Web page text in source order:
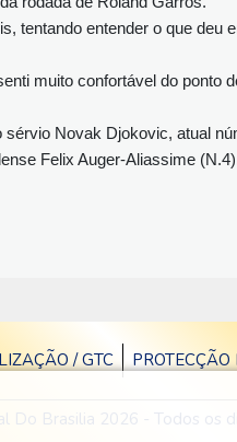
tentando entender o que deu
muito confortável do ponto
Novak Djokovic, atual
Felix Auger-Aliassime
/ GTC
Do Brasilia 2026 - Todos os